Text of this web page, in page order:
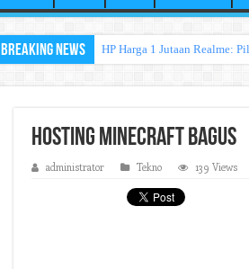
Breaking News HP Harga 1 Jutaan Realme:
Hosting Minecraft Bagus
administrator Tekno 139 Views